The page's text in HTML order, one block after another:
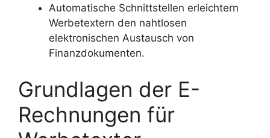
Automatische Schnittstellen erleichtern
Werbetextern den nahtlosen
elektronischen Austausch von
Finanzdokumenten.
Grundlagen der E-
Rechnungen für